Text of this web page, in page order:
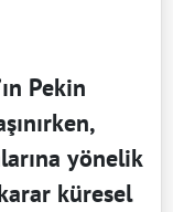
Pekin
yönelik
küresel